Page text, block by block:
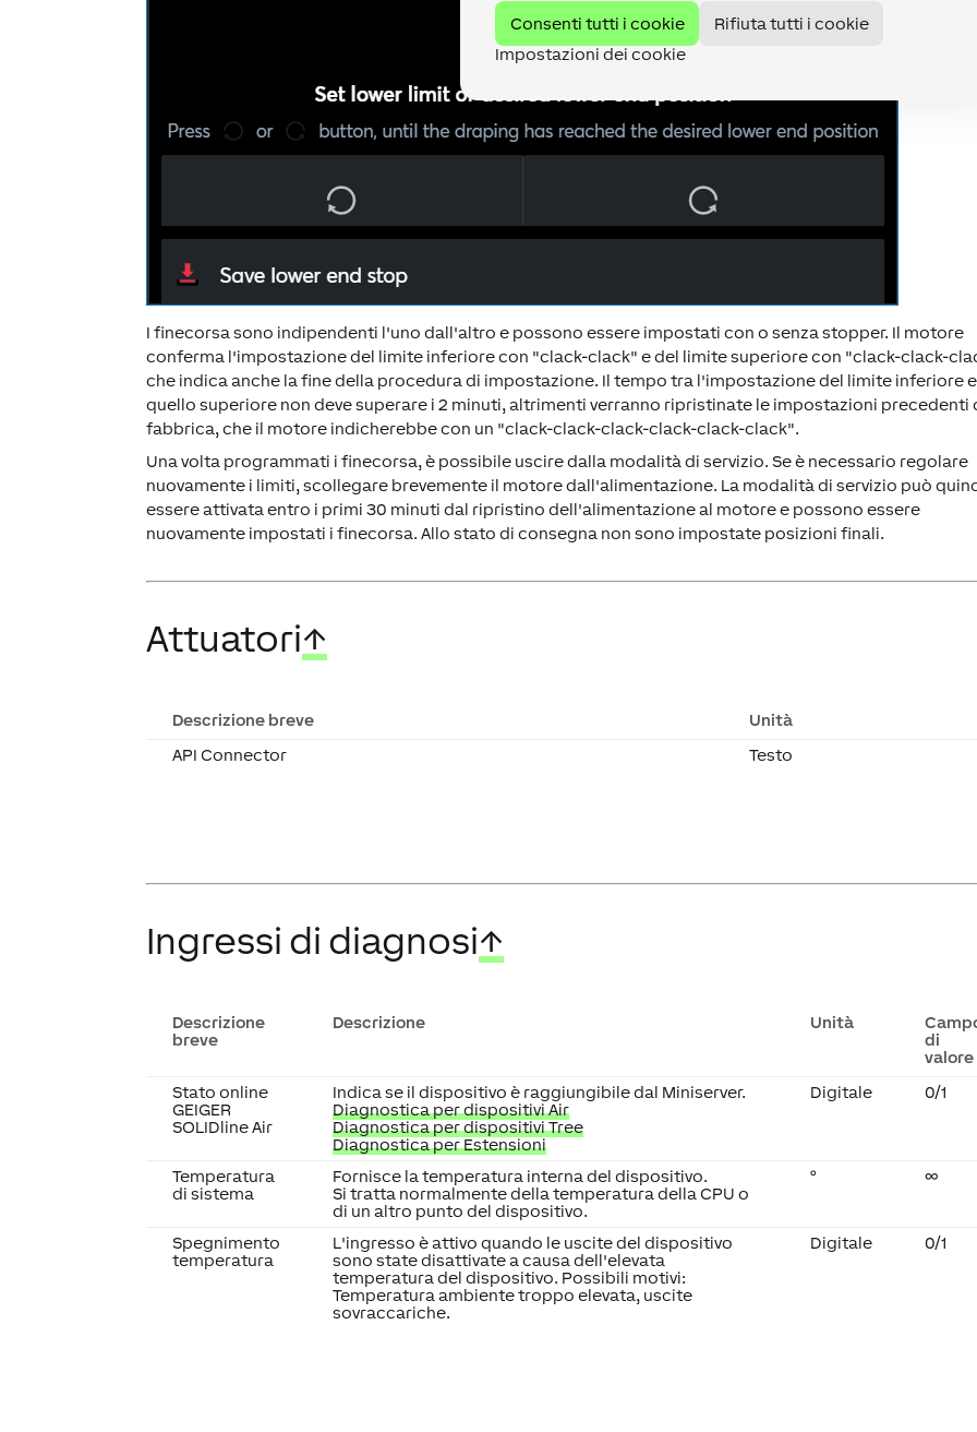
Consenti tutti i cookie
Rifiuta tutti i cookie
Impostazioni dei cookie
I finecorsa sono indipendenti l'uno dall'altro e possono essere impostati con o senza stopper. Il motore
conferma l'impostazione del limite inferiore con "clack-clack" e del limite superiore con "clack-clack-
che indica anche la fine della procedura di impostazione. Il tempo tra l'impostazione del limite inferiore e
quello superiore non deve superare i 2 minuti, altrimenti verranno ripristinate le impostazioni precedenti
fabbrica, che il motore indicherebbe con un "clack-clack-clack-clack-clack-clack".
Una volta programmati i finecorsa, è possibile uscire dalla modalità di servizio. Se è necessario regolare
nuovamente i limiti, scollegare brevemente il motore dall'alimentazione. La modalità di servizio può
essere attivata entro i primi 30 minuti dal ripristino dell'alimentazione al motore e possono essere
nuovamente impostati i finecorsa. Allo stato di consegna non sono impostate posizioni finali.
Attuatori↑
Descrizione breve
Unità
API Connector
Testo
Ingressi di diagnosi↑
Descrizione
breve
Descrizione Unità
di
valore
Stato online
GEIGER
SOLIDline Air
Indica se il dispositivo è raggiungibile dal Miniserver.
Diagnostica per dispositivi Air
Diagnostica per dispositivi Tree
Diagnostica per Estensioni
Digitale 0/1
Temperatura
di sistema
Fornisce la temperatura interna del dispositivo.
Si tratta normalmente della temperatura della CPU o
di un altro punto del dispositivo.
° ∞
Spegnimento
temperatura
L'ingresso è attivo quando le uscite del dispositivo
sono state disattivate a causa dell'elevata
temperatura del dispositivo. Possibili motivi:
Temperatura ambiente troppo elevata, uscite
sovraccariche.
Digitale 0/1